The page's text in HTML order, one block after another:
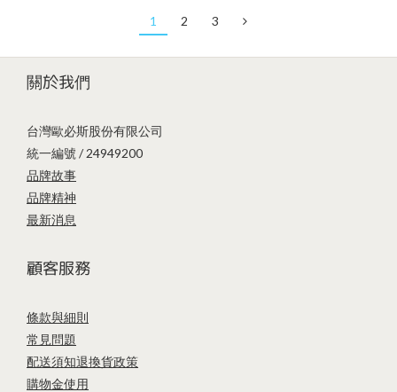
1 2 3
關於我們
台灣歐必斯股份有限公司
統一編號 / 24949200
品牌故事
品牌精神
最新消息
顧客服務
條款與細則
常見問題
配送須知退換貨政策
購物金使用